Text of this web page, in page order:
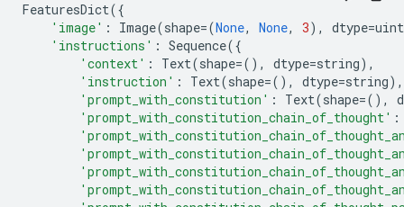
FeaturesDict({
'image' : Image(shape=(None, None, 3), dtype=
'instructions' : Sequence({
'context' : Text(shape=(), dtype=string),
'instruction' : Text(shape=(), dtype=string),
'prompt_with_constitution' : Text(shape=(),
'prompt_with_constitution_chain_of_thought' :